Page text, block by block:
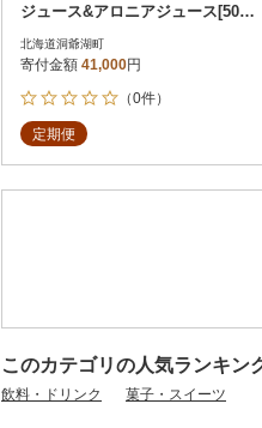
ジュース&アロニアジュース[500
北海道洞爺湖町
寄付金額 41,000円
（0件）
定期便
このカテゴリの人気ランキン
飲料・ドリンク 菓子・スイーツ